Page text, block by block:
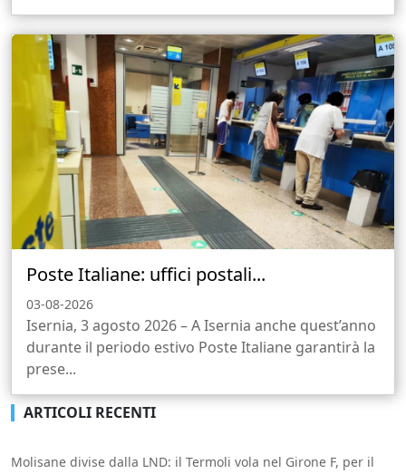
Poste Italiane: uffici postali...
03-08-2026
Isernia, 3 agosto 2026 – A Isernia anche quest’anno
durante il periodo estivo Poste Italiane garantirà la
prese...
ARTICOLI RECENTI
Molisane divise dalla LND: il Termoli vola nel Girone F, per il